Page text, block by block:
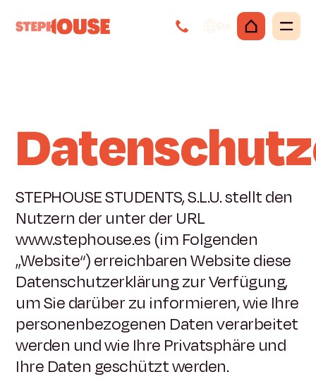
De
STEPHOUSE STUDENTS, S.L.U. stellt den
Nutzern der unter der URL
www.stephouse.es (im Folgenden
„Website“) erreichbaren Website diese
Datenschutzerklärung zur Verfügung,
um Sie darüber zu informieren, wie Ihre
personenbezogenen Daten verarbeitet
werden und wie Ihre Privatsphäre und
Ihre Daten geschützt werden.